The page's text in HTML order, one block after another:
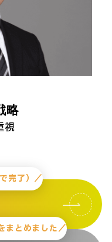
略
視
完了）／
まとめました／